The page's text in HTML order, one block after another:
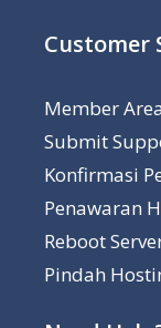
Customer
Member Area
Submit
Konfirmasi
Penawaran
Reboot
Pindah